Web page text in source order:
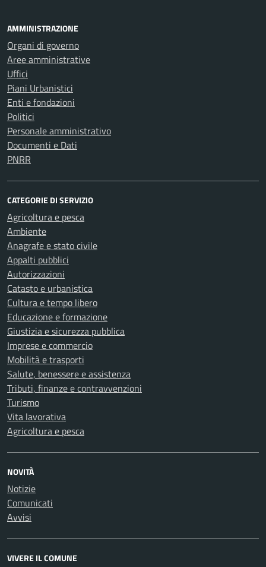
AMMINISTRAZIONE
Organi di governo
Aree amministrative
Uffici
Piani Urbanistici
Enti e fondazioni
Politici
Personale amministrativo
Documenti e Dati
PNRR
CATEGORIE DI SERVIZIO
Agricoltura e pesca
Ambiente
Anagrafe e stato civile
Appalti pubblici
Autorizzazioni
Catasto e urbanistica
Cultura e tempo libero
Educazione e formazione
Giustizia e sicurezza pubblica
Imprese e commercio
Mobilità e trasporti
Salute, benessere e assistenza
Tributi, finanze e contravvenzioni
Turismo
Vita lavorativa
Agricoltura e pesca
NOVITÀ
Notizie
Comunicati
Avvisi
VIVERE IL COMUNE